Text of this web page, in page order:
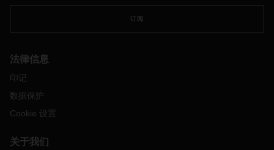
订阅
法律信息
印记
数据保护
Cookie 设置
关于我们